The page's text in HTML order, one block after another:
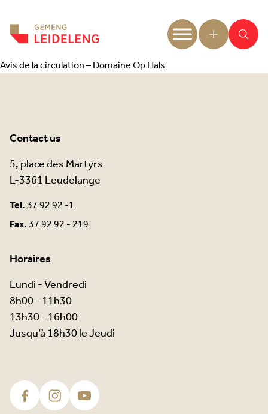
Avis de la circulation – Domaine Op Hals
Contact us
5, place des Martyrs
L-3361 Leudelange
Tel.37 92 92 -1
Fax.37 92 92 - 219
Horaires
Lundi - Vendredi
8h00 - 11h30
13h30 - 16h00
Jusqu’à 18h30 le Jeudi